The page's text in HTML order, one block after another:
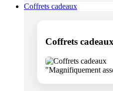
Coffrets cadeaux
Coffrets
"Magnifiquement